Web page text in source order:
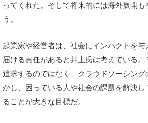
ってくれた。そして将来的には海外展開
う。
起業家や経営者は、社会にインパクトを
届ける責任があると井上氏は考えている
追求するのではなく、クラウドソーシン
かし、困っている人や社会の課題を解決し
ることが大きな目標だ。